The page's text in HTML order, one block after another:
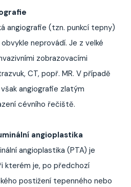
angiografie (tzn. punkcí tepny)
neprovádí. Je z velké
zobrazovacími
CT, popř. MR. V případě
angiografie zlatým
cévního řečiště.
angioplastika
angioplastika (PTA) je
kterém je, po předchozí
postižení tepenného nebo